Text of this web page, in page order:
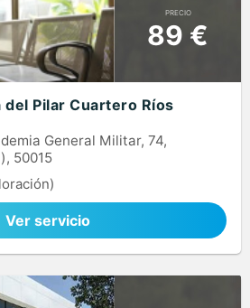
PRECIO
89 €
del Pilar Cuartero Ríos
General Militar, 74,
50015
Ver servicio